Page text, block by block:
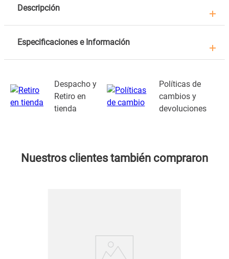
Descripción
Especificaciones e Información
Despacho y
Retiro en
tienda
Políticas de
cambios y
devoluciones
Nuestros clientes también compraron